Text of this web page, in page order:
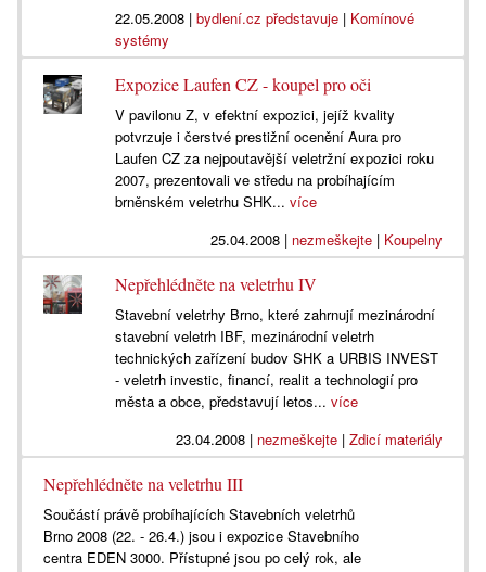
22.05.2008 |bydlení.cz představuje | Komínové
systémy
Expozice Laufen CZ - koupel pro oči
V pavilonu Z, v efektní expozici, jejíž kvality
potvrzuje i čerstvé prestižní ocenění Aura pro
Laufen CZ za nejpoutavější veletržní expozici roku
2007, prezentovali ve středu na probíhajícím
brněnském veletrhu SHK...více
25.04.2008| nezmeškejte| Koupelny
Nepřehlédněte na veletrhu IV
Stavební veletrhy Brno, které zahrnují mezinárodní
stavební veletrh IBF, mezinárodní veletrh
technických zařízení budov SHK a URBIS INVEST
- veletrh investic, financí, realit a technologií pro
města a obce, představují letos...více
23.04.2008| nezmeškejte| Zdicí materiály
Nepřehlédněte na veletrhu III
Součástí právě probíhajících Stavebních veletrhů
Brno 2008 (22. - 26.4.) jsou i expozice Stavebního
centra EDEN 3000. Přístupné jsou po celý rok, ale